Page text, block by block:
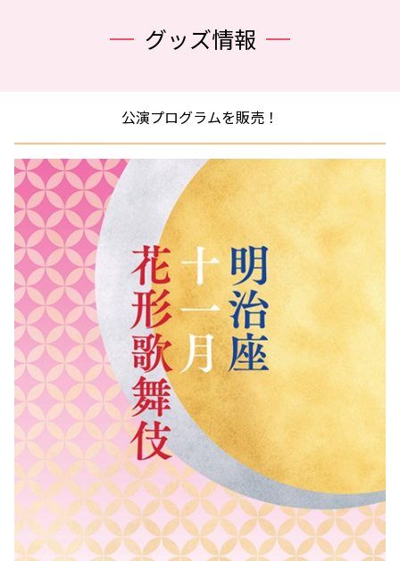
グッズ情報
公演プログラムを販売！